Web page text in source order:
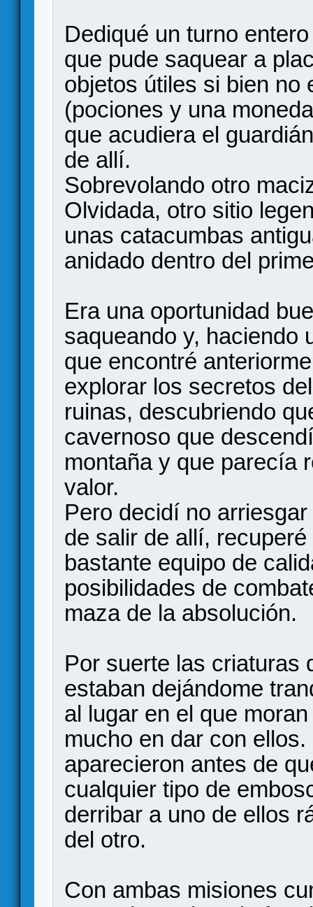
Dediqué un turno
que pude saquear a
objetos útiles si bien no
(pociones y una
que acudiera el
de allí.
Sobrevolando otro
Olvidada, otro sitio
unas catacumbas
anidado dentro del
Era una oportunidad
saqueando y, haciendo
que encontré
explorar los secretos
ruinas, descubriendo
cavernoso que
montaña y que parecía
valor.
Pero decidí no
de salir de allí,
bastante equipo de
posibilidades de
maza de la absolución.
Por suerte las criaturas
estaban dejándome
al lugar en el que
mucho en dar con
aparecieron antes de
cualquier tipo de
derribar a uno de ellos
del otro.
Con ambas misiones